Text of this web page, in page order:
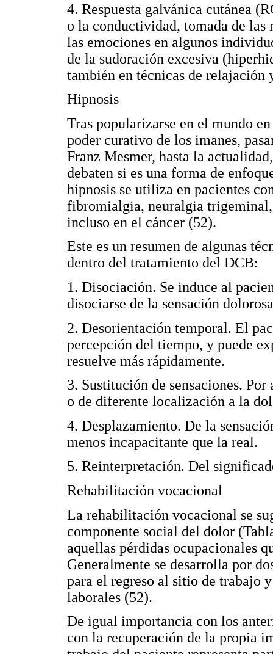
4. Respuesta galvánica cutánea
o la conductividad, tomada de las
las emociones en algunos
de la sudoración excesiva
también en técnicas de
Hipnosis
Tras popularizarse en el mundo
poder curativo de los imanes,
Franz Mesmer, hasta la
debaten si es una forma de
hipnosis se utiliza en pacientes
fibromialgia, neuralgia
incluso en el cáncer (52).
Este es un resumen de algunas
dentro del tratamiento del DCB:
1. Disociación. Se induce al
disociarse de la sensación
2. Desorientación temporal. El
percepción del tiempo, y puede
resuelve más rápidamente.
3. Sustitución de sensaciones.
o de diferente localización a la
4. Desplazamiento. De la
menos incapacitante que la real.
5. Reinterpretación. Del
Rehabilitación vocacional
La rehabilitación vocacional se
componente social del dolor
aquellas pérdidas ocupacionales
Generalmente se desarrolla por
para el regreso al sitio de trabajo
laborales (52).
De igual importancia con los
con la recuperación de la propia